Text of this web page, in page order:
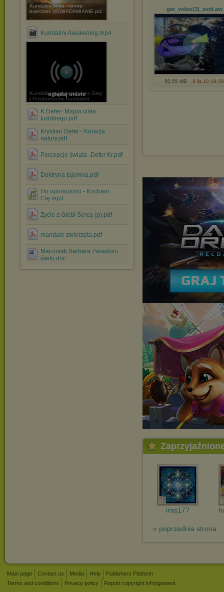
Kundalini Yoga - tantra
exercises UŚWIADAMIANIE prz
Kundalini Awakening.mp4
oglądaj online
Kundalini Awakening, Alex Grey
( Przebudzenie Kundalini) ...
K.Defer- Magia ciała
ludzkiego.pdf
Krystian Defer - Kuracja
natury.pdf
Percepcje świata -Defer Kr.pdf
Doktryna tajemna.pdf
Ho oponopono - Kocham
Cię.mp3
Zycie z Glebi Serca (p).pdf
mandale zwierzęta.pdf
Marciniak Barbara Zwiastuni
świtu.doc
get_video(3)_xvid.avi
50,55 MB 9 lis 10 19:39
iras177
« poprzednia strona
Main page Contact us Media Help
Publishers Platform
Terms and conditions
Privacy policy Report copyright infringement